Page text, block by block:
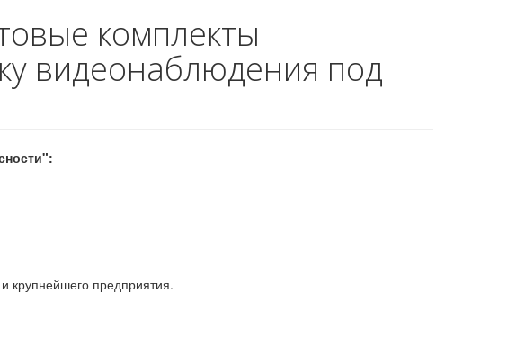
комплекты
видеонаблюдения под
крупнейшего предприятия.